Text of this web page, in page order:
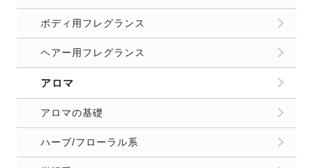
ボディ用フレグランス
ヘアー用フレグランス
アロマ
アロマの基礎
ハーブ/フローラル系